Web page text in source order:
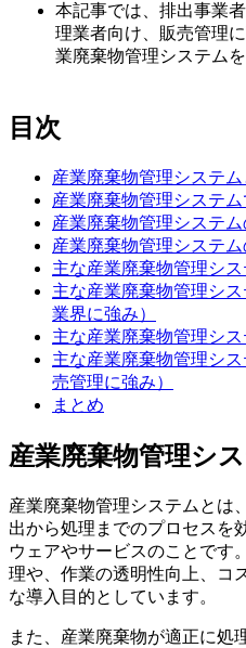
本記事では、排出事業
理業者向け、販売管理
業廃棄物管理システム
目次
産業廃棄物管理システム
産業廃棄物管理システム
産業廃棄物管理システ
産業廃棄物管理システ
主な産業廃棄物管理シス
主な産業廃棄物管理シ
業界に強み）
主な産業廃棄物管理シ
主な産業廃棄物管理シ
売管理に強み）
まとめ
産業廃棄物管理シ
産業廃棄物管理システムとは
出から処理までのプロセスを
ウェアやサービスのことです
理や、作業の透明性向上、コ
な導入目的としています。
また、産業廃棄物が適正に処